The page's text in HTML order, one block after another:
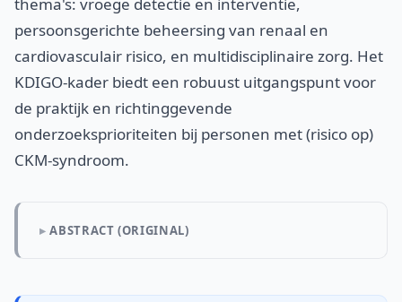
persoonsgerichte beheersing van renaal en
cardiovasculair risico, en multidisciplinaire zorg. Het
KDIGO-kader biedt een robuust uitgangspunt voor
de praktijk en richtinggevende
onderzoeksprioriteiten bij personen met (risico op)
CKM-syndroom.
ABSTRACT (ORIGINAL)